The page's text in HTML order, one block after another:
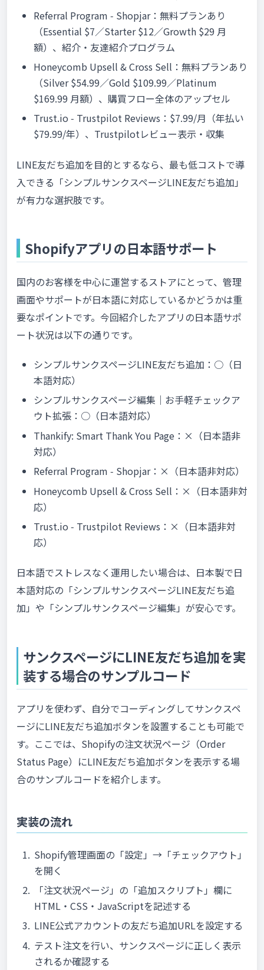
Referral Program ‑ Shopjar：無料プランあり
（Essential $7／Starter $12／Growth $29 月
額）、紹介・友達紹介プログラム
Honeycomb Upsell & Cross Sell：無料プランあり
（Silver $54.99／Gold $109.99／Platinum
$169.99 月額）、購買フロー全体のアップセル
Trust.io ‑ Trustpilot Reviews：$7.99/月（年払い
$79.99/年）、Trustpilotレビュー表示・収集
LINE友だち追加を目的とするなら、最も低コストで導
入できる「シンプルサンクスページLINE友だち追加」
が有力な選択肢です。
Shopifyアプリの日本語サポート
国内のお客様を中心に運営するストアにとって、管理
画面やサポートが日本語に対応しているかどうかは重
要なポイントです。今回紹介したアプリの日本語サポ
ート状況は以下の通りです。
シンプルサンクスページLINE友だち追加：○（日
本語対応）
シンプルサンクスページ編集｜お手軽チェックア
ウト拡張：○（日本語対応）
Thankify: Smart Thank You Page：×（日本語非
対応）
Referral Program ‑ Shopjar：×（日本語非対応）
Honeycomb Upsell & Cross Sell：×（日本語非対
応）
Trust.io ‑ Trustpilot Reviews：×（日本語非対
応）
日本語でストレスなく運用したい場合は、日本製で日
本語対応の「シンプルサンクスページLINE友だち追
加」や「シンプルサンクスページ編集」が安心です。
サンクスページにLINE友だち追加を実
装する場合のサンプルコード
アプリを使わず、自分でコーディングしてサンクスペ
ージにLINE友だち追加ボタンを設置することも可能で
す。ここでは、Shopifyの注文状況ページ（Order
Status Page）にLINE友だち追加ボタンを表示する場
合のサンプルコードを紹介します。
実装の流れ
Shopify管理画面の「設定」→「チェックアウト」
を開く
「注文状況ページ」の「追加スクリプト」欄に
HTML・CSS・JavaScriptを記述する
LINE公式アカウントの友だち追加URLを設定する
テスト注文を行い、サンクスページに正しく表示
されるか確認する